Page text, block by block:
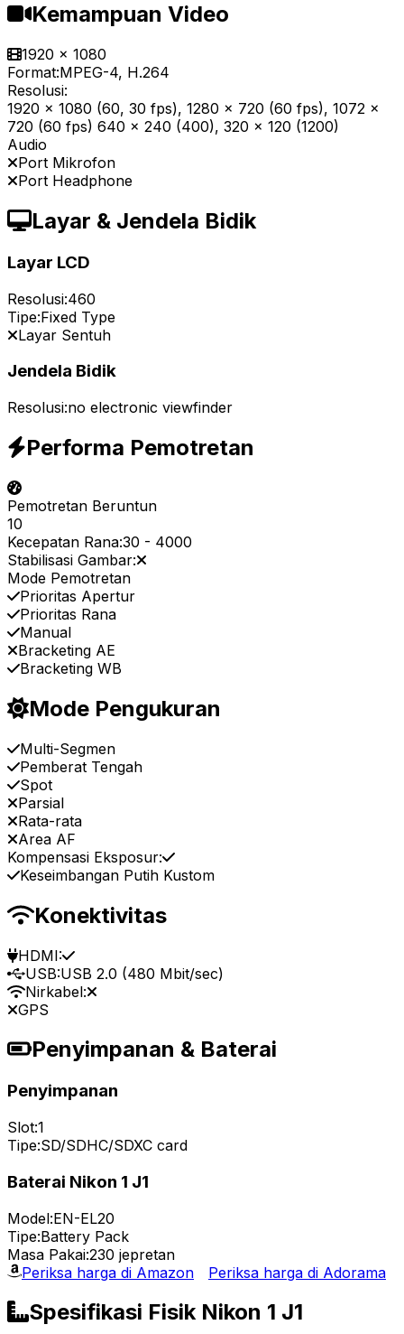
Kemampuan Video
1920 x 1080
Format:MPEG-4, H.264
Resolusi:
1920 x 1080 (60, 30 fps), 1280 x 720 (60 fps), 1072 x
720 (60 fps) 640 x 240 (400), 320 x 120 (1200)
Audio
Port Mikrofon
Port Headphone
Layar & Jendela Bidik
Layar LCD
Resolusi:460
Tipe:Fixed Type
Layar Sentuh
Jendela Bidik
Resolusi:no electronic viewfinder
Performa Pemotretan
Pemotretan Beruntun
10
Kecepatan Rana:30 - 4000
Stabilisasi Gambar:
Mode Pemotretan
Prioritas Apertur
Prioritas Rana
Manual
Bracketing AE
Bracketing WB
Mode Pengukuran
Multi-Segmen
Pemberat Tengah
Spot
Parsial
Rata-rata
Area AF
Kompensasi Eksposur:
Keseimbangan Putih Kustom
Konektivitas
HDMI:
USB:USB 2.0 (480 Mbit/sec)
Nirkabel:
GPS
Penyimpanan & Baterai
Penyimpanan
Slot:1
Tipe:SD/SDHC/SDXC card
Baterai Nikon 1 J1
Model:EN-EL20
Tipe:Battery Pack
Masa Pakai:230 jepretan
Periksa harga di Amazon
Periksa harga di Adorama
Spesifikasi Fisik Nikon 1 J1